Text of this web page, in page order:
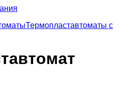
Термопластавтоматы с